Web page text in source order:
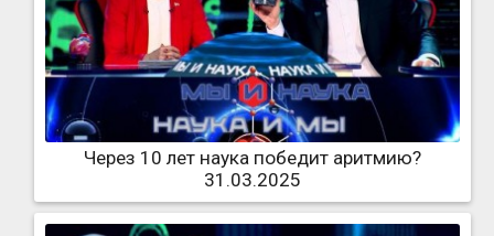
Через 10 лет наука победит аритмию?
31.03.2025